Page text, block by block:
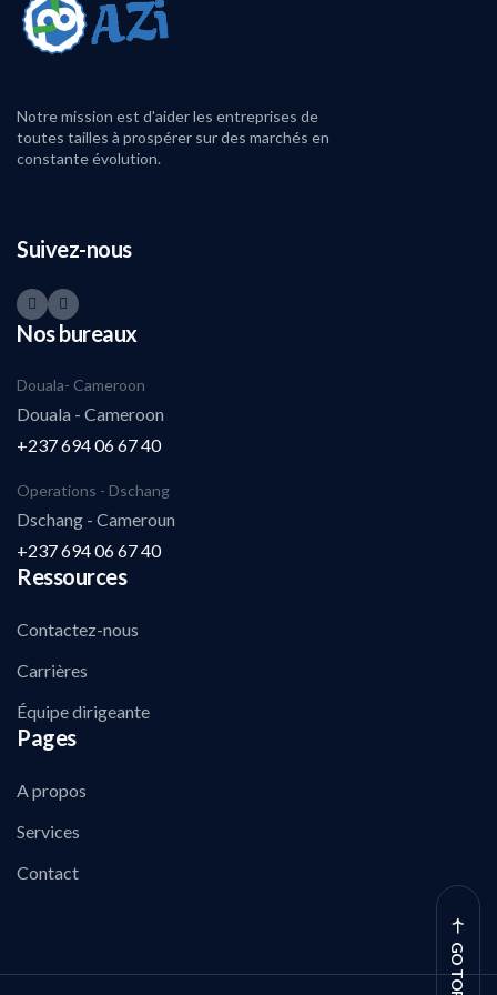
Notre mission est d'aider les entreprises de
toutes tailles à prospérer sur des marchés en
constante évolution.
Suivez-nous
Nos bureaux
Douala- Cameroon
Douala - Cameroon
+237 694 06 67 40
Operations - Dschang
Dschang - Cameroun
+237 694 06 67 40
Ressources
Contactez-nous
Carrières
Équipe dirigeante
Pages
A propos
Services
Contact
GO TOP